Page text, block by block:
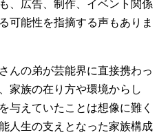
、広告、制作、イベント関係
可能性を指摘する声もありま
んの弟が芸能界に直接携わっ
家族の在り方や環境からし
与えていたことは想像に難く
人生の支えとなった家族構成